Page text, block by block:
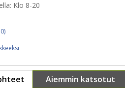
Klo 8-20
Aiemmin katsotut